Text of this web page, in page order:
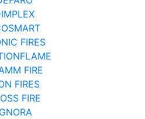
FIRES
FIRE
FIRES
FIRE